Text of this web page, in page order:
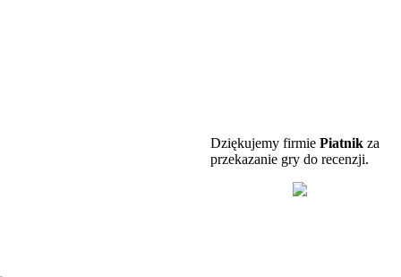
Dziękujemy firmie Piatnik za
przekazanie gry do recenzji.